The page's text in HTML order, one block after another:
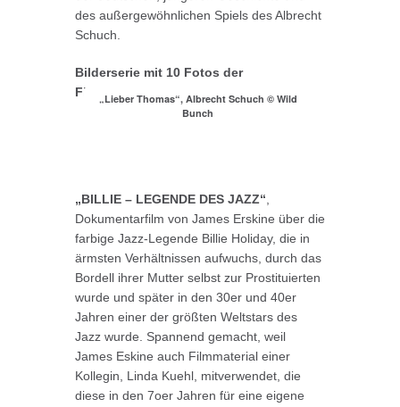
des außergewöhnlichen Spiels des Albrecht
Schuch.
Bilderserie mit 10 Fotos der
Filmproduktion:
„Lieber Thomas“, Albrecht Schuch © Wild
Bunch
„BILLIE – LEGENDE DES JAZZ“
Dokumentarfilm von James Erskine über die
farbige Jazz-Legende Billie Holiday, die in
ärmsten Verhältnissen aufwuchs, durch das
Bordell ihrer Mutter selbst zur Prostituierten
wurde und später in den 30er und 40er
Jahren einer der größten Weltstars des
Jazz wurde. Spannend gemacht, weil
James Eskine auch Filmmaterial einer
Kollegin, Linda Kuehl, mitverwendet, die
diese in den 7oer Jahren für eine eigene